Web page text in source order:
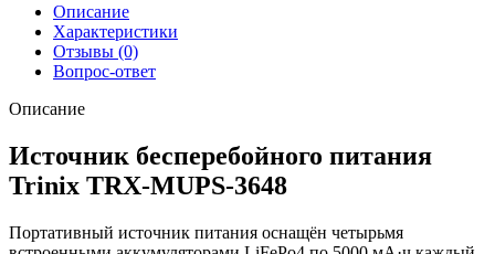
Описание
Характеристики
Отзывы (0)
Вопрос-ответ
Описание
Источник бесперебойного питания
Trinix TRX-MUPS-3648
Портативный источник питания оснащён четырьмя